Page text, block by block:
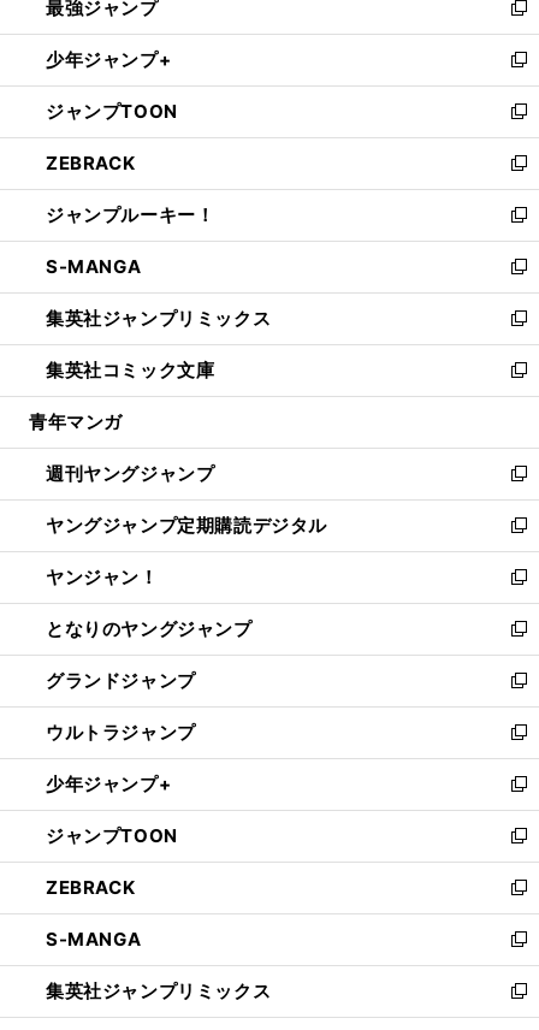
ド
ウ
で
開
く
ィ
ン
ド
ウ
で
開
く
い
ウ
ィ
ン
ド
ウ
で
開
く
最強ジャンプ
新
し
い
ウ
ィ
ン
ド
ウ
で
開
く
少年ジャンプ+
新
し
い
ウ
ィ
ン
ド
ウ
で
開
く
ジャンプTOON
新
し
い
ウ
ィ
ン
ド
ウ
で
開
く
ZEBRACK
新
し
い
ウ
ィ
ン
ド
ウ
で
開
ジャンプルーキー！
新
し
い
ウ
ィ
ン
ド
ウ
開
く
S-MANGA
新
し
い
ウ
ィ
ン
ウ
で
開
く
集英社ジャンプリミックス
新
し
い
ウ
ン
ド
ウ
で
開
く
集英社コミック文庫
新
し
ウ
ィ
ン
ド
ウ
で
開
く
青年マンガ
週刊ヤングジャンプ
新
し
い
ウ
ィ
ン
ド
ウ
で
開
く
ヤングジャンプ定期購読デジタル
新
し
い
ウ
ィ
ン
ド
ウ
で
開
く
ヤンジャン！
新
し
い
ウ
ィ
ン
ド
ウ
で
開
く
となりのヤングジャンプ
新
し
い
ウ
ィ
ン
ド
ウ
で
開
く
グランドジャンプ
新
し
い
ウ
ィ
ン
ド
ウ
で
開
く
ウルトラジャンプ
新
し
い
ウ
ィ
ン
ド
ウ
で
開
く
少年ジャンプ+
新
し
い
ウ
ィ
ン
ド
ウ
で
開
ジャンプTOON
新
し
い
ウ
ィ
ン
ド
ウ
ZEBRACK
新
し
い
ウ
ィ
ン
S-MANGA
新
し
い
ウ
集英社ジャンプリミックス
新
し